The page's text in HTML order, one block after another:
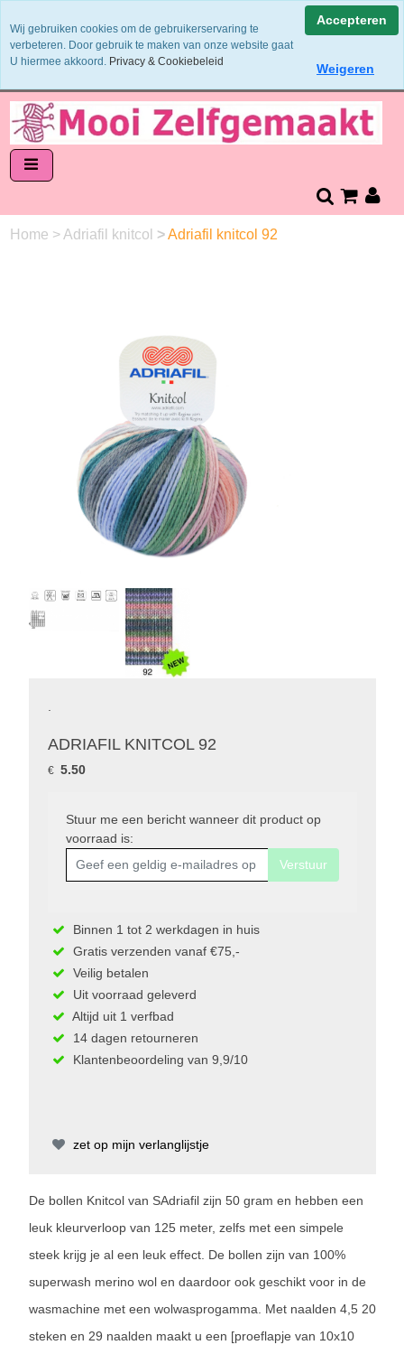
Garens worden uit 1 verfbad verzonden
Veilig online betalen of zelf overschrijven
Home > Adriafil knitcol > Adriafil knitcol 92
.
ADRIAFIL KNITCOL 92
€ 5.50
Stuur me een bericht wanneer dit product op
voorraad is:
Verstuur
Binnen 1 tot 2 werkdagen in huis
Gratis verzenden vanaf €75,-
Veilig betalen
Uit voorraad geleverd
Altijd uit 1 verfbad
14 dagen retourneren
Klantenbeoordeling van 9,9/10
zet op mijn verlanglijstje
De bollen Knitcol van SAdriafil zijn 50 gram en hebben een
leuk kleurverloop van 125 meter, zelfs met een simpele
steek krijg je al een leuk effect. De bollen zijn van 100%
superwash merino wol en daardoor ook geschikt voor in de
wasmachine met een wolwasprogamma. Met naalden 4,5 20
steken en 29 naalden maakt u een [proeflapje van 10x10
Wij gebruiken cookies om de gebruikerservaring te
verbeteren. Door gebruik te maken van onze website gaat
U hiermee akkoord. Privacy & Cookiebeleid
Accepteren
Weigeren